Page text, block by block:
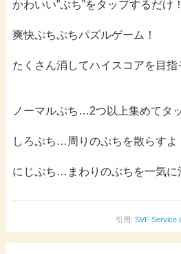
かわいい”ぷち”をタップするだけ！
爽快ぷちぷちパズルゲーム！
たくさん消してハイスコアを目指
ノーマルぷち…2つ以上集めてタ
しろぷち…周りのぷちを散らすよ
にじぷち…まわりのぷちを一気に
引用: SVF Service